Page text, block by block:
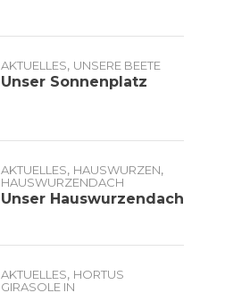
AKTUELLES, UNSERE BEETE
Unser Sonnenplatz
AKTUELLES, HAUSWURZEN,
HAUSWURZENDACH
Unser Hauswurzendach
AKTUELLES, HORTUS
GIRASOLE IN